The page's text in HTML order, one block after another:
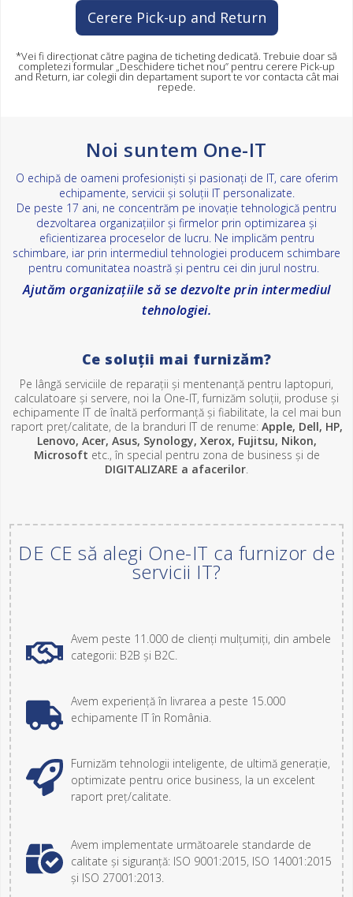
Cerere Pick-up and Return
*Vei fi direcționat către pagina de ticheting dedicată. Trebuie doar să
completezi formular „Deschidere tichet nou” pentru cerere Pick-up
and Return, iar colegii din departament suport te vor contacta cât mai
repede.
Noi suntem One-IT
O echipă de oameni profesioniști și pasionați de IT, care oferim
echipamente, servicii și soluții IT personalizate.
De peste 17 ani, ne concentrăm pe inovație tehnologică pentru
dezvoltarea organizațiilor și firmelor prin optimizarea și
eficientizarea proceselor de lucru. Ne implicăm pentru
schimbare, iar prin intermediul tehnologiei producem schimbare
pentru comunitatea noastră și pentru cei din jurul nostru.
Ajutăm organizațiile să se dezvolte prin intermediul
tehnologiei.
Ce soluții mai furnizăm?
Pe lângă serviciile de reparații și mentenanță pentru laptopuri,
calculatoare și servere, noi la One-IT, furnizăm soluții, produse și
echipamente IT de înaltă performanță și fiabilitate, la cel mai bun
raport preț/calitate, de la branduri IT de renume: Apple, Dell, HP,
Lenovo, Acer, Asus, Synology, Xerox, Fujitsu, Nikon,
Microsoft etc., în special pentru zona de business și de
DIGITALIZARE a afacerilor
DE CE să alegi One-IT ca furnizor de
servicii IT?
Avem peste 11.000 de clienți mulțumiți, din ambele
categorii: B2B și B2C.
Avem experiență în livrarea a peste 15.000
echipamente IT în România.
Furnizăm tehnologii inteligente, de ultimă generație,
optimizate pentru orice business, la un excelent
raport preț/calitate.
Avem implementate următoarele standarde de
calitate și siguranță: ISO 9001:2015, ISO 14001:2015
și ISO 27001:2013.